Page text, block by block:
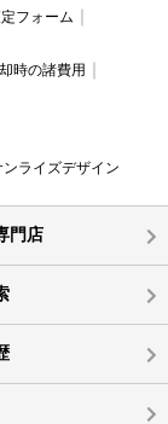
フォーム
時の諸費用
ライズデザイン
門店